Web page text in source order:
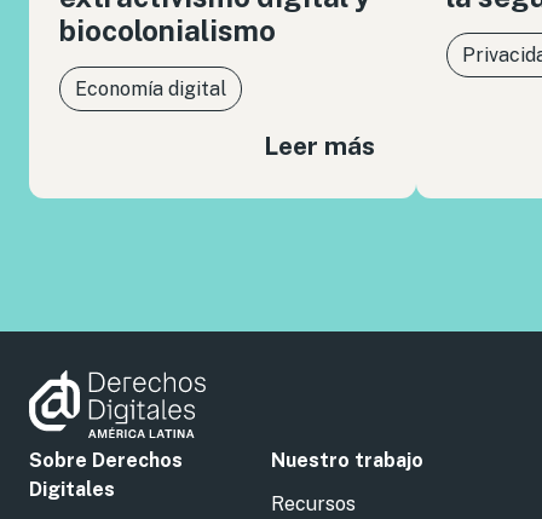
biocolonialismo
Economía digital
Leer más
Sobre Derechos
Digitales
Nuestro trabajo
Recursos